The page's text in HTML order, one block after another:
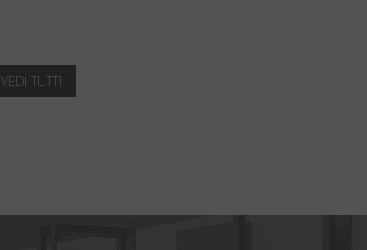
VEDI TUTTI